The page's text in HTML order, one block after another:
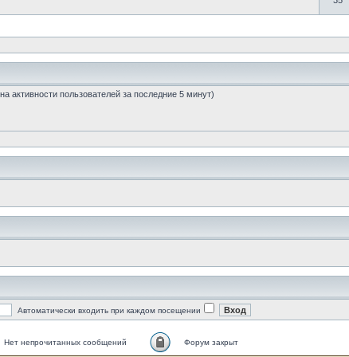
активности пользователей за последние 5 минут)
Автоматически входить при каждом посещении
Нет непрочитанных сообщений Форум закрыт